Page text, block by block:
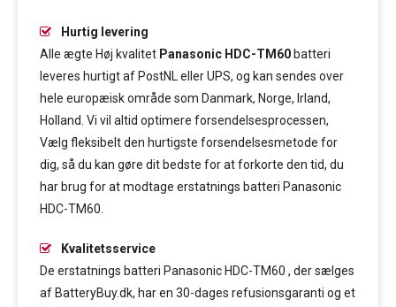
Hurtig levering
Alle ægte Høj kvalitet Panasonic HDC-TM60 batteri
leveres hurtigt af PostNL eller UPS, og kan sendes over
hele europæisk område som Danmark, Norge, Irland,
Holland. Vi vil altid optimere forsendelsesprocessen,
Vælg fleksibelt den hurtigste forsendelsesmetode for
dig, så du kan gøre dit bedste for at forkorte den tid, du
har brug for at modtage erstatnings batteri Panasonic
HDC-TM60.
Kvalitetsservice
De erstatnings batteri Panasonic HDC-TM60 , der sælges
af BatteryBuy.dk, har en 30-dages refusionsgaranti og et